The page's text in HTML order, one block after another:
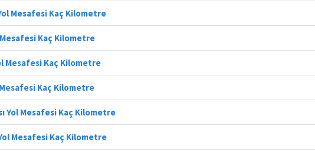
Mesafesi Kaç Kilometre
Kaç Kilometre
Mesafesi Kaç Kilometre
Kaç Kilometre
Yol Mesafesi Kaç Kilometre
Mesafesi Kaç Kilometre